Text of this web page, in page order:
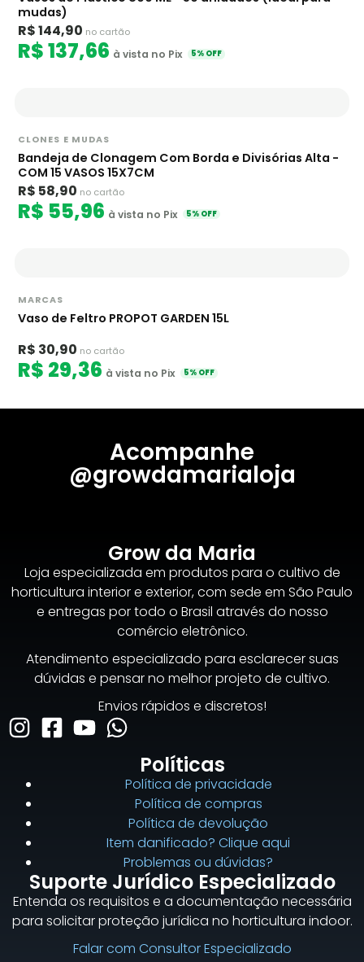
mudas)
R$ 144,90 no cartão
R$ 137,66 à vista no Pix 5% OFF
CLONES E MUDAS
Bandeja de Clonagem Com Borda e Divisórias Alta -
COM 15 VASOS 15X7CM
R$ 58,90 no cartão
R$ 55,96 à vista no Pix 5% OFF
MARCAS
Vaso de Feltro PROPOT GARDEN 15L
R$ 30,90 no cartão
R$ 29,36 à vista no Pix 5% OFF
Acompanhe
@growdamarialoja
Grow da Maria
Loja especializada em produtos para o cultivo de
horticultura interior e exterior, com sede em São Paulo
e entregas por todo o Brasil através do nosso
comércio eletrônico.
Atendimento especializado para esclarecer suas
dúvidas e pensar no melhor projeto de cultivo.
Envios rápidos e discretos!
Políticas
Política de privacidade
Política de compras
Política de devolução
Item danificado? Clique aqui
Problemas ou dúvidas?
Suporte Jurídico Especializado
Entenda os requisitos e a documentação necessária
para solicitar proteção jurídica no horticultura indoor.
Falar com Consultor Especializado